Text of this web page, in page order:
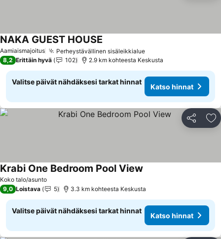
Aamiaismajoitus Perheystävällinen sisäleikkialueKatso hinnat
NAKA GUEST HOUSE
8,2 Erittäin hyvä 102 2.9 km kohteesta Keskusta
Valitse päivät nähdäksesi tarkat hinnat
Katso hinnat
Jaa
Koko talo/asunto
Krabi One Bedroom Pool View
9,0 Loistava 5 3.3 km kohteesta Keskusta
Valitse päivät nähdäksesi tarkat hinnat
Katso hinnat